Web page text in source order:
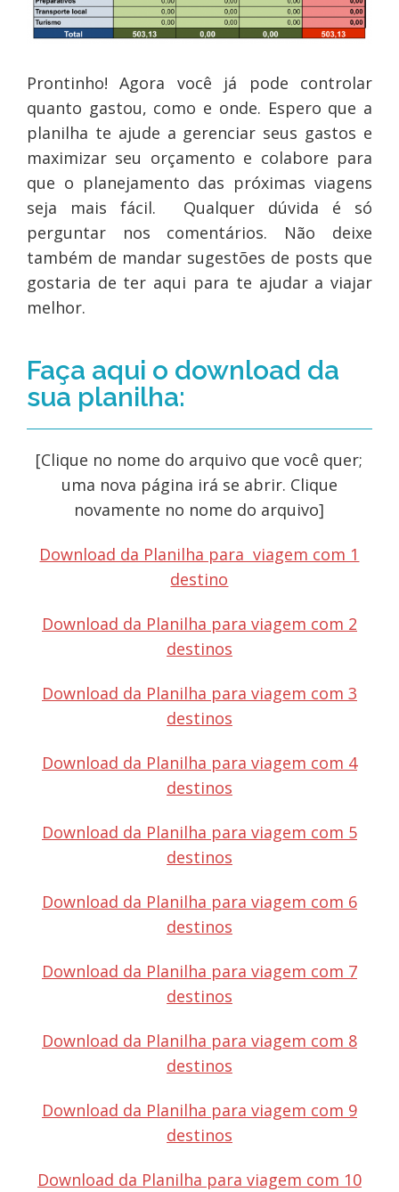
Prontinho! Agora você já pode controlar
quanto gastou, como e onde. Espero que a
planilha te ajude a gerenciar seus gastos e
maximizar seu orçamento e colabore para
que o planejamento das próximas viagens
seja mais fácil. Qualquer dúvida é só
perguntar nos comentários. Não deixe
também de mandar sugestões de posts que
gostaria de ter aqui para te ajudar a viajar
melhor.
Faça aqui o download da
sua planilha:
[Clique no nome do arquivo que você quer;
uma nova página irá se abrir. Clique
novamente no nome do arquivo]
Download da Planilha para viagem com 1
destino
Download da Planilha para viagem com 2
destinos
Download da Planilha para viagem com 3
destinos
Download da Planilha para viagem com 4
destinos
Download da Planilha para viagem com 5
destinos
Download da Planilha para viagem com 6
destinos
Download da Planilha para viagem com 7
destinos
Download da Planilha para viagem com 8
destinos
Download da Planilha para viagem com 9
destinos
Download da Planilha para viagem com 10